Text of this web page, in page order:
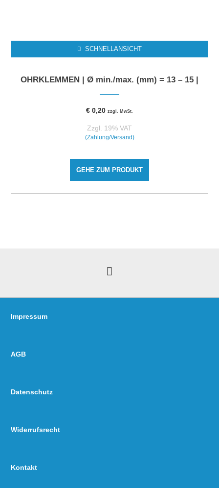
SCHNELLANSICHT
OHRKLEMMEN | Ø min./max. (mm) = 13 – 15 |
€ 0,20 zzgl. MwSt.
Zzgl. 19% VAT
(Zahlung/Versand)
GEHE ZUM PRODUKT
Impressum
AGB
Datenschutz
Widerrufsrecht
Kontakt